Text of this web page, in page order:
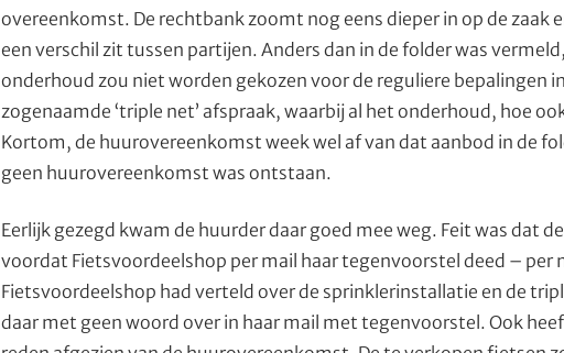
overeenkomst. De rechtbank zoomt nog eens dieper in op de
een verschil zit tussen partijen. Anders dan in de folder was
onderhoud zou niet worden gekozen voor de reguliere bepalingen
zogenaamde ‘triple net’ afspraak, waarbij al het onderhoud, hoe
Kortom, de huurovereenkomst week wel af van dat aanbod in de
geen huurovereenkomst was ontstaan.
Eerlijk gezegd kwam de huurder daar goed mee weg. Feit was dat
voordat Fietsvoordeelshop per mail haar tegenvoorstel deed – per
Fietsvoordeelshop had verteld over de sprinklerinstallatie en de
daar met geen woord over in haar mail met tegenvoorstel. Ook